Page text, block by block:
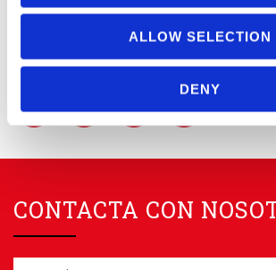
ALLOW SELECTION
DENY
SÍGUENOS EN:
CONTACTA CON